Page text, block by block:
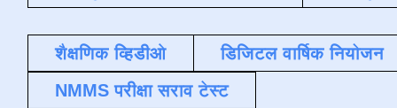
शैक्षणिक व्हिडीओ
डिजिटल वार्षिक नियोजन
NMMS परीक्षा सराव टेस्ट